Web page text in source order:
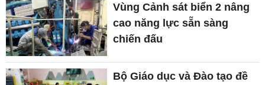
Vùng Cảnh sát biển 2 nâng
cao năng lực sẵn sàng
chiến đấu
Bộ Giáo dục và Đào tạo đề